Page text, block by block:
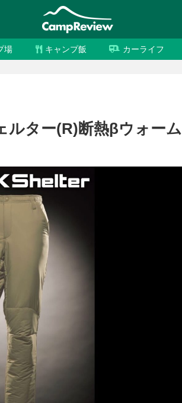
場 キャンプ飯 カーライフ
ルター(R)断熱βウォーム